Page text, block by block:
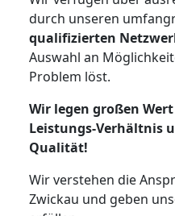
durch unseren
qualifizierten
Auswahl an
Problem löst.
Wir legen großen
Leistungs-Verhältnis
Qualität!
Wir verstehen die
Zwickau und geben